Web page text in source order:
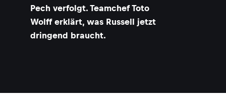
Pech verfolgt. Teamchef Toto
Wolff erklärt, was Russell jetzt
dringend braucht.